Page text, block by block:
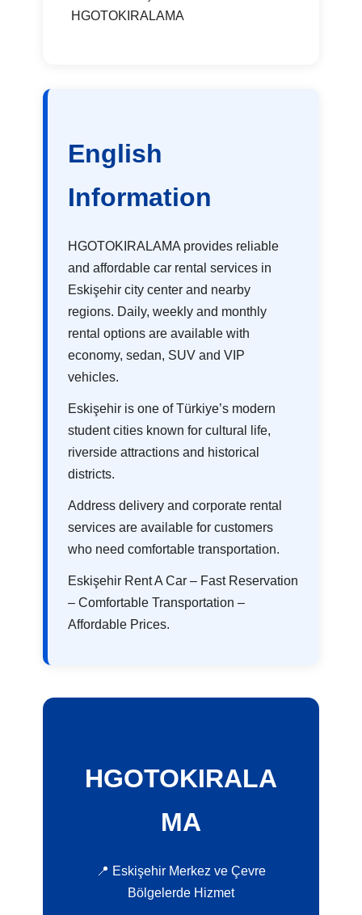
HGOTOKIRALAMA
English
Information
HGOTOKIRALAMA provides reliable
and affordable car rental services in
Eskişehir city center and nearby
regions. Daily, weekly and monthly
rental options are available with
economy, sedan, SUV and VIP
vehicles.
Eskişehir is one of Türkiye’s modern
student cities known for cultural life,
riverside attractions and historical
districts.
Address delivery and corporate rental
services are available for customers
who need comfortable transportation.
Eskişehir Rent A Car – Fast Reservation
– Comfortable Transportation –
Affordable Prices.
HGOTOKIRALA
MA
📍 Eskişehir Merkez ve Çevre
Bölgelerde Hizmet